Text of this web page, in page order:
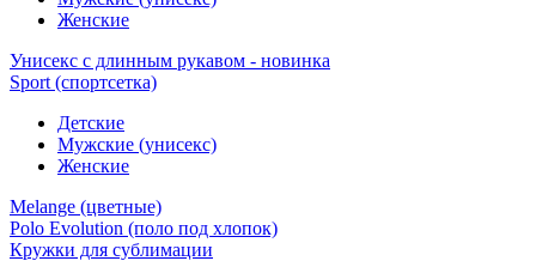
Женские
Унисекс с длинным рукавом - новинка
Sport (спортсетка)
Детские
Мужские (унисекс)
Женские
Melange (цветные)
Polo Evolution (поло под хлопок)
Кружки для сублимации